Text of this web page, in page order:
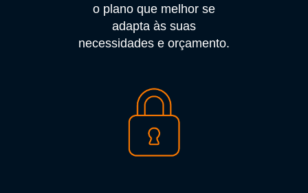
o plano que melhor se
adapta às suas
necessidades e orçamento.